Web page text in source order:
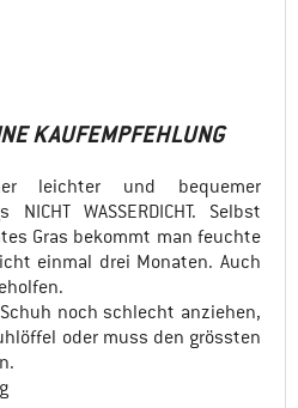
KAUFEMPFEHLUNG
leichter und bequemer
WASSERDICHT. Selbst
Gras bekommt man feuchte
einmal drei Monaten. Auch
noch schlecht anziehen,
oder muss den grössten